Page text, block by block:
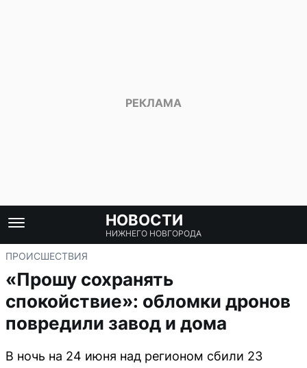
НОВОСТИ
НИЖНЕГО НОВГОРОДА
ПРОИСШЕСТВИЯ
«Прошу сохранять
спокойствие»: обломки дронов
повредили завод и дома
В ночь на 24 июня над регионом сбили 23